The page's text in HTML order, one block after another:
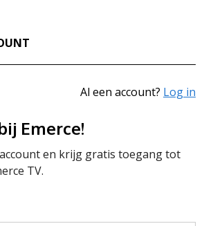
Al een account? Log in
Emerce!
en krijg gratis toegang tot
TV.